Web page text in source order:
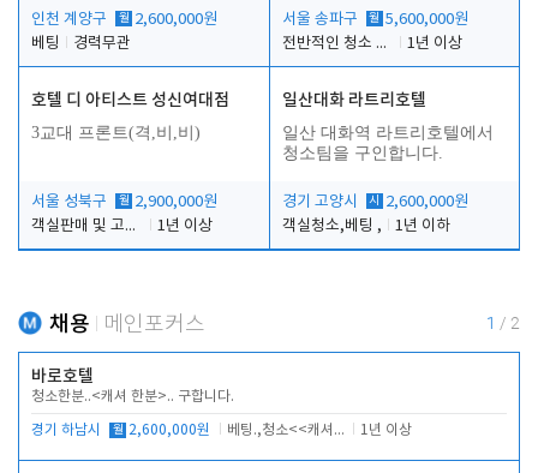
인천 계양구 월 2,600,000원
베팅
경력무관
서울 송파구 월 5,600,000원
전반적인 청소 업무(객실청소.객실정리)
1년 이상
호텔 디 아티스트 성신여대점
3교대 프론트(격,비,비)
서울 성북구 월 2,900,000원
객실판매 및 고객응대
1년 이상
일산대화 라트리호텔
일산 대화역 라트리호텔에서
청소팀을 구인합니다.
경기 고양시 시
2,600,000원
객실청소,베팅 ,
1년 이하
채용 메인포커스 1 / 2
바로호텔
청소한분..<캐셔 한분>.. 구합니다.
경기 하남시 월 2,600,000원 베팅.,청소<<캐셔 모셔봅니다. 1년 이상